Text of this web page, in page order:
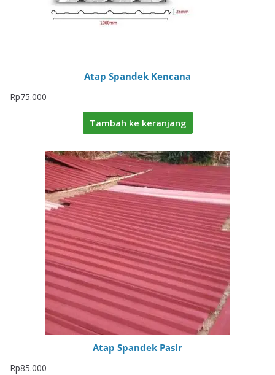
Atap Spandek Kencana
Rp75.000
Tambah ke keranjang
Atap Spandek Pasir
Rp85.000